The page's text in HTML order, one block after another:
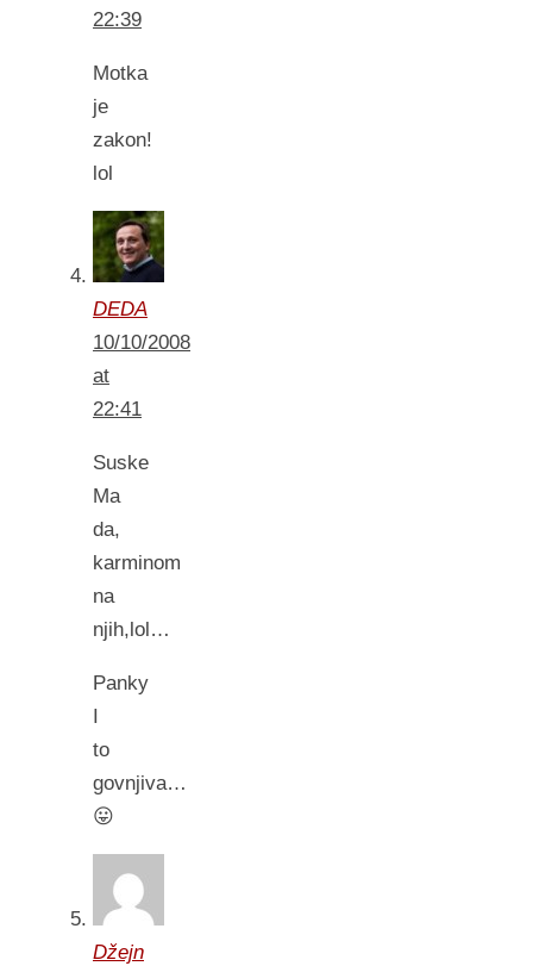
22:39
Motka
je
zakon!
lol
DEDA
10/10/2008
at
22:41
Suske
Ma
da,
karminom
na
njih,lol…
Panky
I
to
govnjiva…
😛
Džejn